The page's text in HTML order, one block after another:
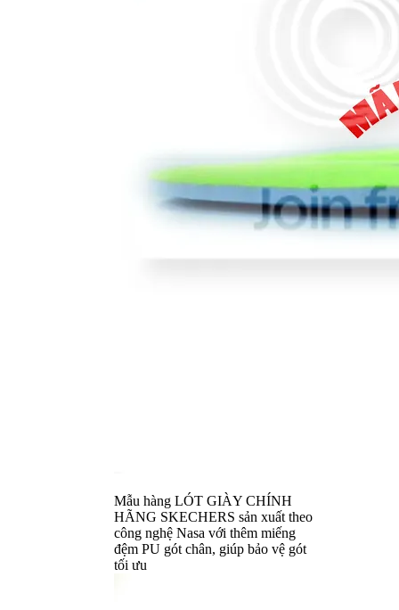
Mẫu hàng LÓT GIÀY CHÍNH
HÃNG SKECHERS sản xuất theo
công nghệ Nasa với thêm miếng
đệm PU gót chân, giúp bảo vệ gót
tối ưu